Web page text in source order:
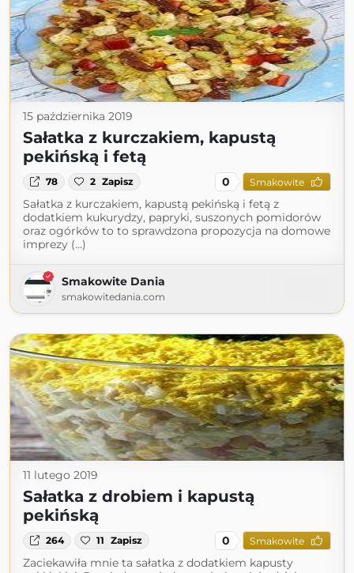
15 października 2019
Sałatka z kurczakiem, kapustą
pekińską i fetą
78 2 Zapisz 0 Smakowite
Sałatka z kurczakiem, kapustą pekińską i fetą z
dodatkiem kukurydzy, papryki, suszonych pomidorów
oraz ogórków to to sprawdzona propozycja na domowe
imprezy (...)
Smakowite Dania
smakowitedania.com
11 lutego 2019
Sałatka z drobiem i kapustą
pekińską
264 11 Zapisz 0 Smakowite
Zaciekawiła mnie ta sałatka z dodatkiem kapusty